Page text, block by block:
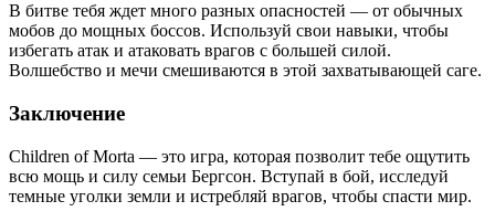
В битве тебя ждет много разных опасностей — от обычных
мобов до мощных боссов. Используй свои навыки, чтобы
избегать атак и атаковать врагов с большей силой.
Волшебство и мечи смешиваются в этой захватывающей саге.
Заключение
Children of Morta — это игра, которая позволит тебе ощутить
всю мощь и силу семьи Бергсон. Вступай в бой, исследуй
темные уголки земли и истребляй врагов, чтобы спасти мир.